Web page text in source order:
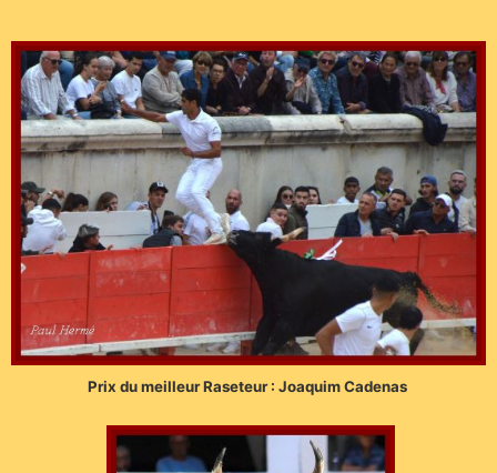
Prix du meilleur Raseteur : Joaquim Cadenas